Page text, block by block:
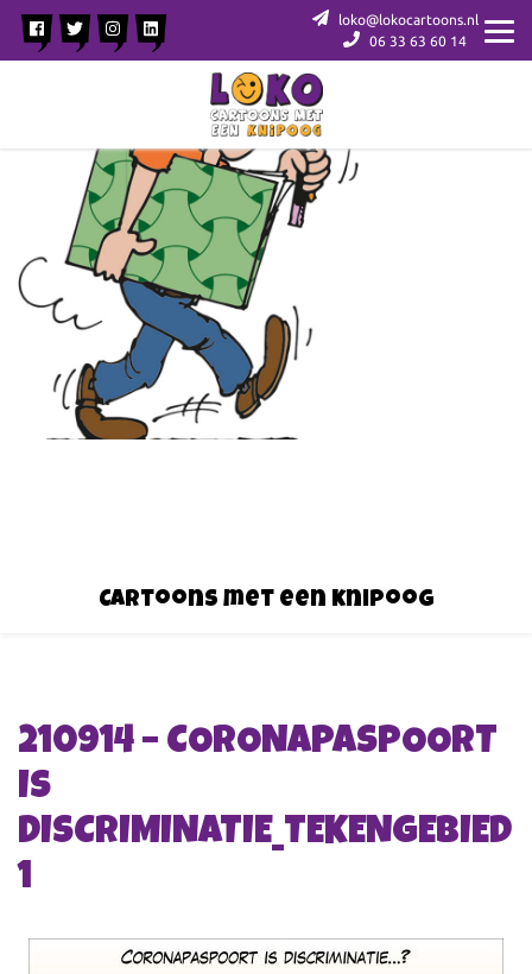
loko@lokocartoons.nl
06 33 63 60 14
Cartoons met een knipoog
210914 – CORONAPASPOORT
IS
DISCRIMINATIE_TEKENGEBIED
1